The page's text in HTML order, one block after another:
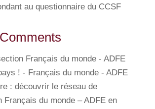
au questionnaire du CCSF
Français du monde - ADFE
! - Français du monde - ADFE
: découvrir le réseau de
Français du monde – ADFE en